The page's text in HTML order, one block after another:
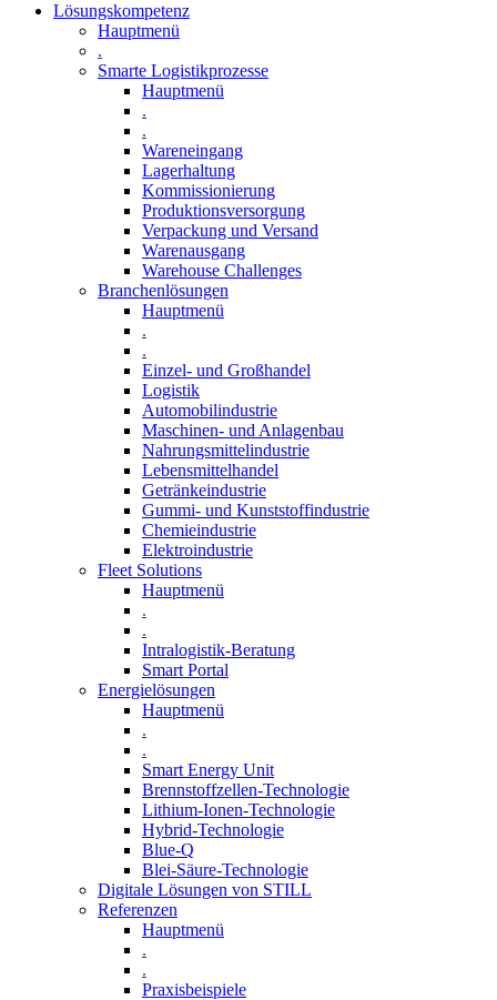
Lösungskompetenz
Hauptmenü
.
Smarte Logistikprozesse
Hauptmenü
.
.
Wareneingang
Lagerhaltung
Kommissionierung
Produktionsversorgung
Verpackung und Versand
Warenausgang
Warehouse Challenges
Branchenlösungen
Hauptmenü
.
.
Einzel- und Großhandel
Logistik
Automobilindustrie
Maschinen- und Anlagenbau
Nahrungsmittelindustrie
Lebensmittelhandel
Getränkeindustrie
Gummi­- und Kunststoffindustrie
Chemieindustrie
Elektroindustrie
Fleet Solutions
Hauptmenü
.
.
Intralogistik-Beratung
Smart Portal
Energielösungen
Hauptmenü
.
.
Smart Energy Unit
Brennstoffzellen-Technologie
Lithium-Ionen-Technologie
Hybrid-Technologie
Blue-Q
Blei-Säure-Technologie
Digitale Lösungen von STILL
Referenzen
Hauptmenü
.
.
Praxisbeispiele